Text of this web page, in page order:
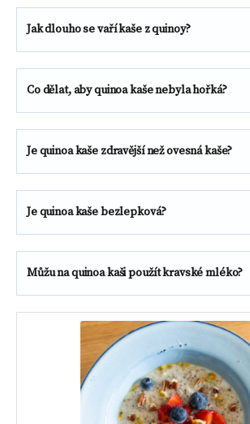
Jak dlouho se vaří kaše z quinoy?
Co dělat, aby quinoa kaše nebyla hořká?
Je quinoa kaše zdravější než ovesná kaše?
Je quinoa kaše bezlepková?
Můžu na quinoa kaši použít kravské mléko?